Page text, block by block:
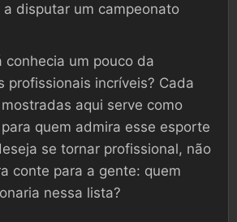
a disputar um campeonato
conhecia um pouco da
profissionais incríveis? Cada
aqui serve como
quem admira esse esporte
se tornar profissional, não
conte para a gente: quem
nessa lista?